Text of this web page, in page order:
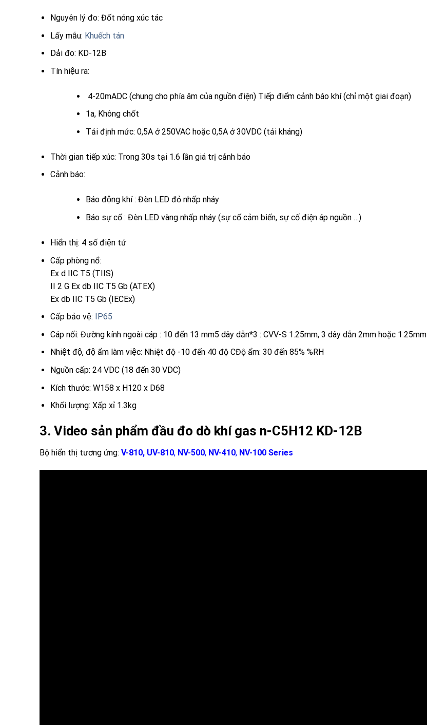
Nguyên lý đo: Đốt nóng xúc tác
Lấy mẫu: Khuếch tán
Dải đo: KD-12B
Tín hiệu ra:
4-20mADC (chung cho phía âm của nguồn điện) Tiếp điểm cảnh báo khí (chỉ một giai đoạn)
1a, Không chốt
Tải định mức: 0,5A ở 250VAC hoặc 0,5A ở 30VDC (tải kháng)
Thời gian tiếp xúc: Trong 30s tại 1.6 lần giá trị cảnh báo
Cảnh báo:
Báo động khí : Đèn LED đỏ nhấp nháy
Báo sự cố : Đèn LED vàng nhấp nháy (sự cố cảm biến, sự cố điện áp nguồn …)
Hiển thị: 4 số điện tử
Cấp phòng nổ:
Ex d IIC T5 (TIIS)
II 2 G Ex db IIC T5 Gb (ATEX)
Ex db IIC T5 Gb (IECEx)
Cấp bảo vệ:
IP65
Cáp nối: Đường kính ngoài cáp : 10 đến 13 mm5 dây dẫn*3 : CVV-S 1.25mm, 3 dây dẫn 2mm hoặc 1.25mm
Nhiệt độ, độ ẩm làm việc: Nhiệt độ -10 đến 40 độ CĐộ ẩm: 30 đến 85% %RH
Nguồn cấp: 24 VDC (18 đến 30 VDC)
Kích thước: W158 x H120 x D68
Khối lượng: Xấp xỉ 1.3kg
3. Video sản phẩm đầu đo dò khí gas n-C5H12 KD-12B
Bộ hiển thị tương ứng: V-810, UV-810, NV-500, NV-410, NV-100 Series